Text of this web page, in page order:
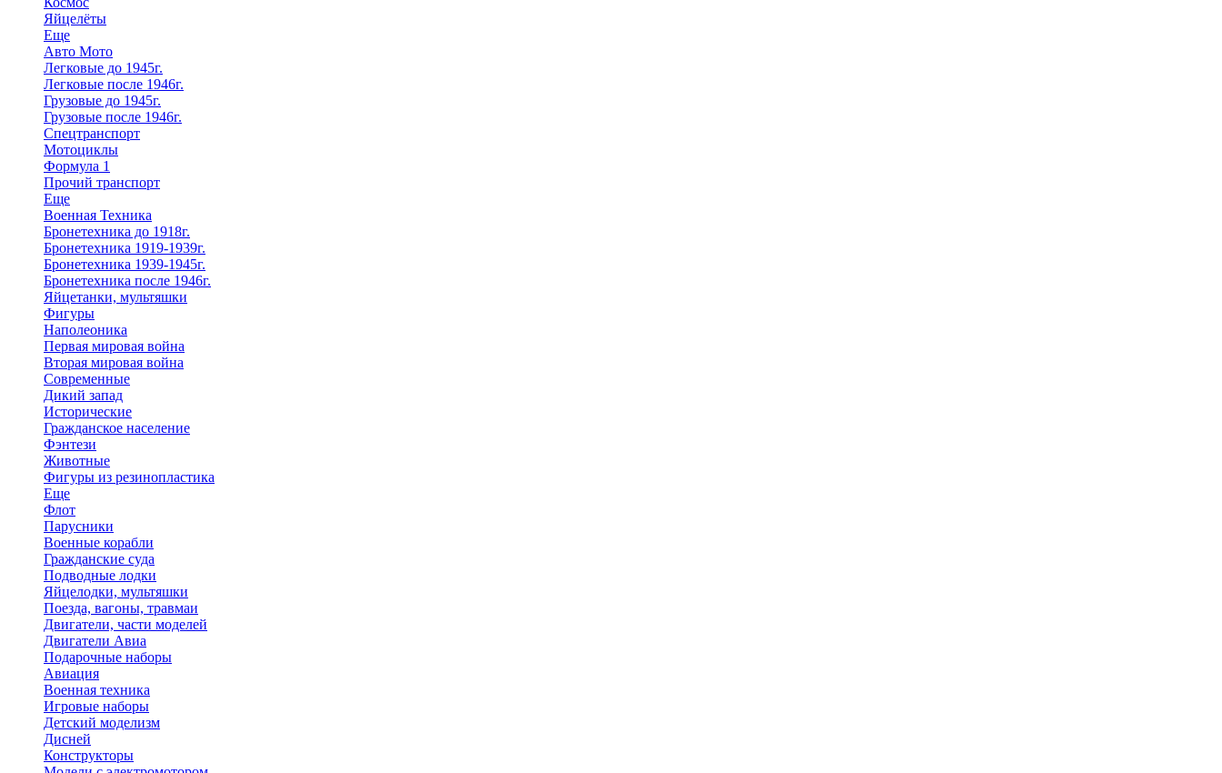
Яйцелёты
Еще
Авто Мото
Легковые до 1945г.
Легковые после 1946г.
Грузовые до 1945г.
Грузовые после 1946г.
Спецтранспорт
Мотоциклы
Формула 1
Прочий транспорт
Еще
Военная Техника
Бронетехника до 1918г.
Бронетехника 1919-1939г.
Бронетехника 1939-1945г.
Бронетехника после 1946г.
Яйцетанки, мультяшки
Фигуры
Наполеоника
Первая мировая война
Вторая мировая война
Современные
Дикий запад
Исторические
Гражданское население
Фэнтези
Животные
Фигуры из резинопластика
Еще
Флот
Парусники
Военные корабли
Гражданские суда
Подводные лодки
Яйцелодки, мультяшки
Поезда, вагоны, травмаи
Двигатели, части моделей
Двигатели Авиа
Подарочные наборы
Авиация
Военная техника
Игровые наборы
Детский моделизм
Дисней
Конструкторы